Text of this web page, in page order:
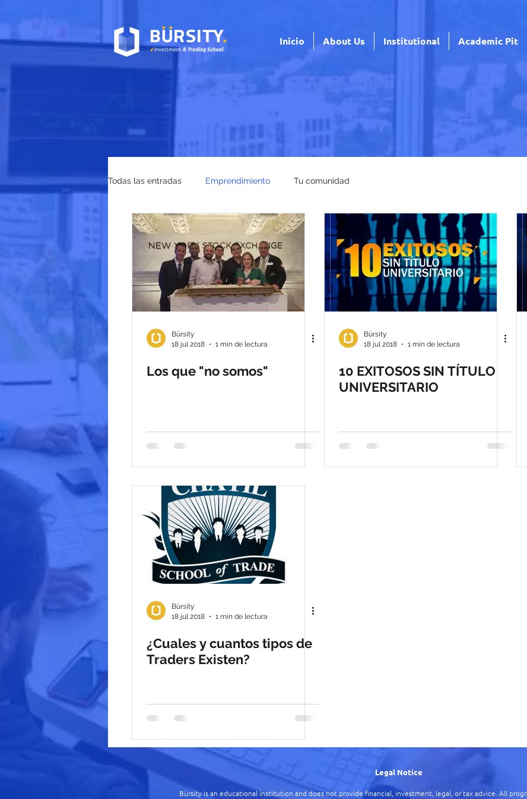
Inicio About Us Institutional Academic Pit
Todas las entradas Emprendimiento Tu comunidad
Bürsity
18 jul 2018
1 min de lectura
Los que "no somos"
Bürsity
18 jul 2018
1 min de lectura
10 EXITOSOS SIN TÍTULO
UNIVERSITARIO
Bürsity
18 jul 2018
1 min de lectura
¿Cuales y cuantos tipos de
Traders Existen?
Legal Notice
Bürsity is an educational institution and does not provide financial, investment, legal, or tax advice. All